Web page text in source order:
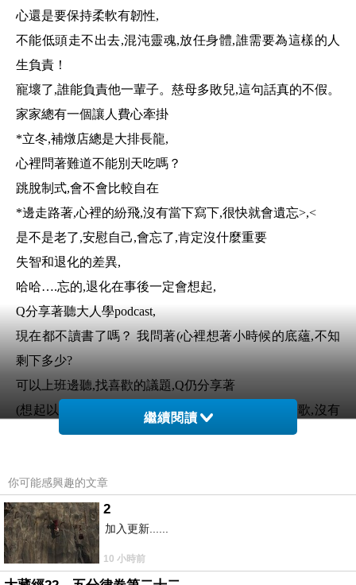
心還是要保持柔軟有韌性,
不能低頭走不出去,混沌靈魂,放任身體,誰需要為這樣的人
生負責！
寵壞了,誰能負責他一輩子。慈母多敗兒,這句話真的不假。
家家總有一個讓人費心牽掛
*立冬,補燉店總是大排長龍,
心裡問著難道不能別天吃嗎？
跳脫制式,會不會比較自在
*邊走路著,心裡的紛飛,沒有當下寫下,很快就會遺忘>,<
是不是老了,安慰自己,會忘了,肯定沒什麼重要
失智和退化的差異,
哈哈….忘的,退化在事後一定會想起,
Q分享著聽大人學podcast,
現在都不讀書了嗎？ 我問著(心裡想著小時候的底蘊,不知
剩下多少?
可以上班邊聽,找喜歡的議題,Q仍分享著
(想起以前職場空氣中流動著電台音樂 時下的流行歌,沒有
現在生活,鮮少流行樂
還是要提醒,資訊管道多元
入、辨別。
聽書或者滑手機,有時會侷限在資質和片斷
缺少思考和整合能力。
繼續閱讀
你可能感興趣的文章
2
加入更新......
10 小時前